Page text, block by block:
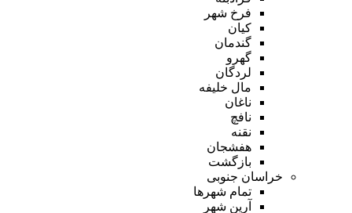
فرخ شهر
کیان
گندمان
گهرو
لردگان
مال خلیفه
ناغان
نافچ
نقنه
هفشجان
بازگشت
خراسان جنوبی
تمام شهر‌ها
آرین شهر